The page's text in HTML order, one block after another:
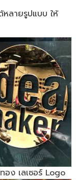
หลายรูปแบบ ให้
อง เลเซอร์ Logo